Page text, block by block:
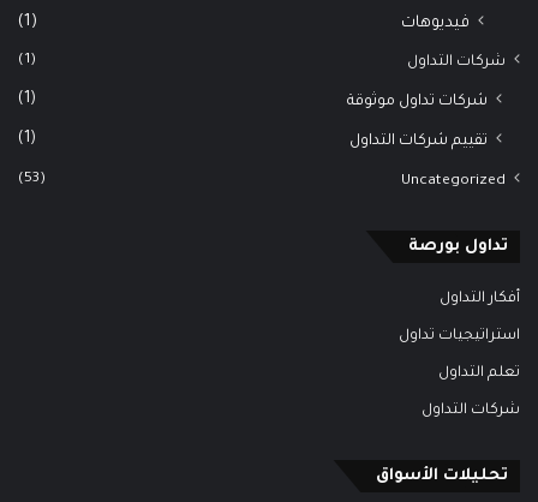
فيديوهات (1)
شركات التداول (1)
شركات تداول موثوقة (1)
تقييم شركات التداول (1)
Uncategorized
(53)
تداول بورصة
أفكار التداول
استراتيجيات تداول
تعلم التداول
شركات التداول
تحليلات الأسواق